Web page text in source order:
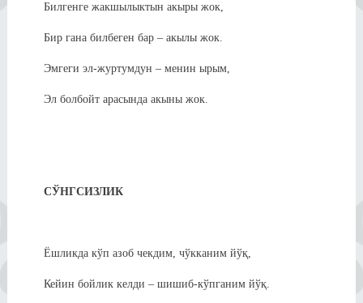
Билгенге жакшылыктын акыры жок,
Бир гана билбеген бар – акылы жок.
Эмгеги эл-журтумдун – менин ырым,
Эл болбойт арасында акыны жок.
СЎНГСИЗЛИК
Ёшликда кўп азоб чекдим, чўкканим йўқ,
Кейин бойлик келди – шишиб-кўпганим йўқ.